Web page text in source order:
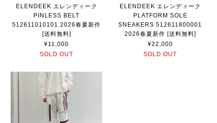
ELENDEEK エレンディーク
PINLESS BELT
512611010101 2026春夏新作
[送料無料]
¥11,000
SOLD OUT
ELENDEEK エレンディーク
PLATFORM SOLE
SNEAKERS 512611800001
2026春夏新作 [送料無料]
¥22,000
SOLD OUT